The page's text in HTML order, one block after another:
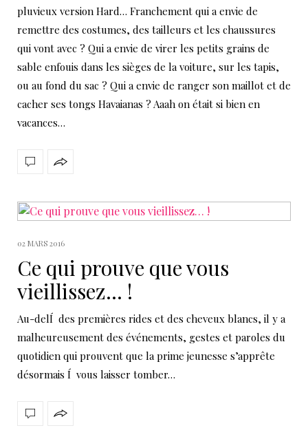
pluvieux version Hard… Franchement qui a envie de
remettre des costumes, des tailleurs et les chaussures
qui vont avec ? Qui a envie de virer les petits grains de
sable enfouis dans les sièges de la voiture, sur les tapis,
ou au fond du sac ? Qui a envie de ranger son maillot et de
cacher ses tongs Havaianas ? Aaah on était si bien en
vacances…
02 MARS 2016
Ce qui prouve que vous
vieillissez… !
Au-delÍ des premières rides et des cheveux blancs, il y a
malheureusement des événements, gestes et paroles du
quotidien qui prouvent que la prime jeunesse s’apprête
désormais Í vous laisser tomber…